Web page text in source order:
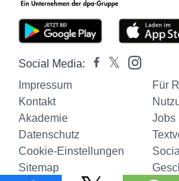
Social Media:
Impressum
Für
Kontakt
Akademie
Jobs
Datenschutz
Cookie-Einstellungen
Sitemap